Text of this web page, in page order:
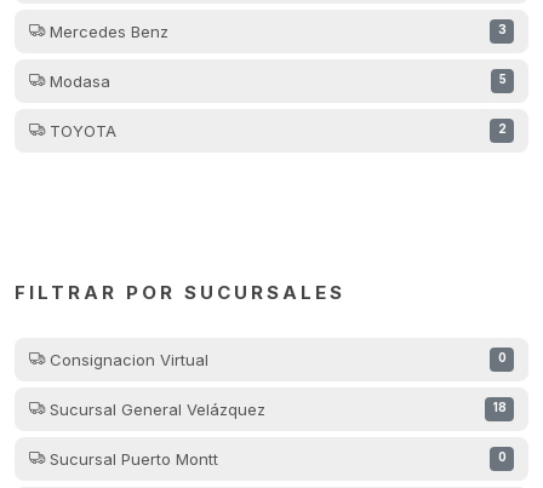
Mercedes Benz 3
Modasa 5
TOYOTA 2
FILTRAR POR SUCURSALES
Consignacion Virtual 0
Sucursal General Velázquez 18
Sucursal Puerto Montt 0